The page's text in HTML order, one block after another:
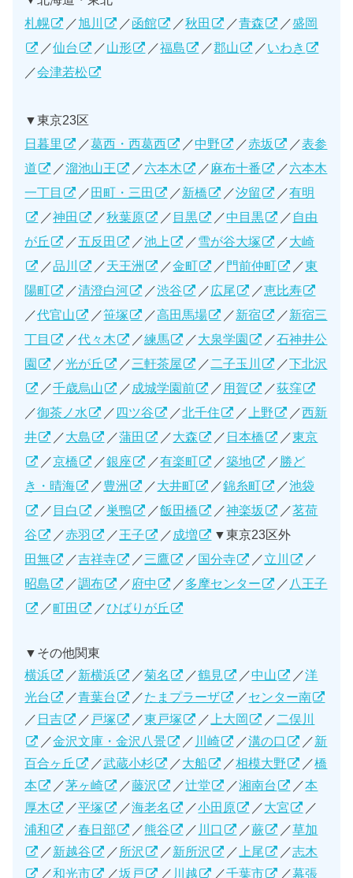
札幌
／旭川 ／函館 ／秋田 ／青森 ／盛岡
／仙台 ／山形 ／福島 ／郡山 ／いわき
／会津若松
▼東京23区
日暮里
／葛西・西葛西 ／中野 ／赤坂 ／表参
道
／溜池山王 ／六本木 ／麻布十番 ／六本木
一丁目
／田町・三田 ／新橋 ／汐留 ／有明
／神田 ／秋葉原 ／ 目黒 ／中目黒 ／ 自由
が丘
／五反田 ／池上 ／雪が谷大塚 ／大崎
／品川 ／天王洲 ／金町 ／門前仲町 ／東
陽町
／清澄白河 ／渋谷 ／ 広尾 ／恵比寿
／代官山 ／笹塚 ／高田馬場 ／新宿 ／新宿三
丁目
／代々木 ／練馬 ／大泉学園 ／石神井公
園
／光が丘 ／三軒茶屋 ／ 二子玉川 ／下北沢
／千歳烏山 ／ 成城学園前 ／ 用賀 ／荻窪
／御茶ノ水 ／ 四ツ谷 ／北千住 ／ 上野 ／西新
井
／大島 ／蒲田 ／大森 ／ 日本橋 ／東京
／京橋 ／銀座 ／有楽町 ／築地 ／勝ど
き・晴海
／豊洲 ／大井町 ／錦糸町 ／池袋
／ 目白 ／巣鴨 ／飯田橋 ／神楽坂 ／茗荷
谷
／赤羽 ／王子 ／ 成増
▼東京23区外
田無
／吉祥寺 ／三鷹 ／国分寺 ／立川
／
昭島
／調布 ／ 府中 ／多摩センター ／ 八王子
／町田 ／ひばりが丘
▼その他関東
横浜
／新横浜 ／菊名 ／鶴見 ／中山 ／洋
光台
／青葉台 ／たまプラーザ ／センター南
／ 日吉 ／ 戸塚 ／東戸塚 ／ 上大岡 ／ 二俣川
／金沢文庫・金沢八景 ／ 川崎 ／溝の口 ／新
百合ヶ丘
／武蔵小杉 ／大船 ／相模大野 ／橋
本
／茅ヶ崎 ／藤沢 ／辻堂 ／湘南台 ／本
厚木
／平塚 ／海老名 ／小田原 ／大宮
／
浦和
／春日部 ／熊谷 ／ 川口 ／蕨 ／草加
／新越谷 ／ 所沢 ／新所沢 ／ 上尾 ／志木
／和光市 ／坂戸 ／ 川越 ／千葉市 ／幕張